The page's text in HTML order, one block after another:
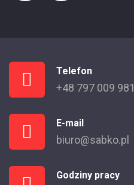
Telefon
+48 797 009 981
E-mail
biuro@sabko.pl
Godziny pracy